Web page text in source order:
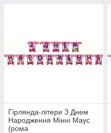
Гірлянда-літери З Днем
Народження Мінні Маус
(рома